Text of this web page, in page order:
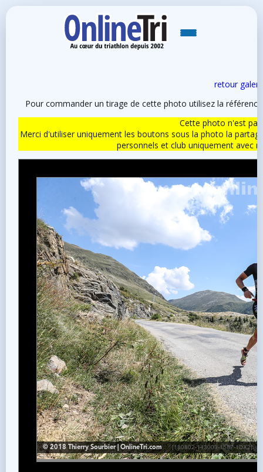
retour
Pour commander un tirage de cette photo utilisez la
Cette photo n'est
Merci d'utiliser uniquement les boutons sous la photo la
personnels et club uniquement avec